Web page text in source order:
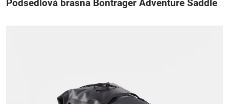
Podsedlová brašna Bontrager Adventure Saddle